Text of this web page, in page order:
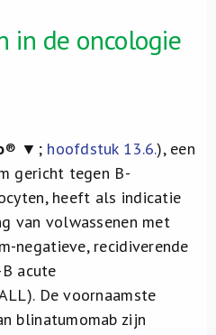
in de oncologie
® ▼; hoofdstuk 13.6.), een
gericht tegen B-
heeft als indicatie
van volwassenen met
negatieve, recidiverende
acute
De voornaamste
blinatumomab zijn